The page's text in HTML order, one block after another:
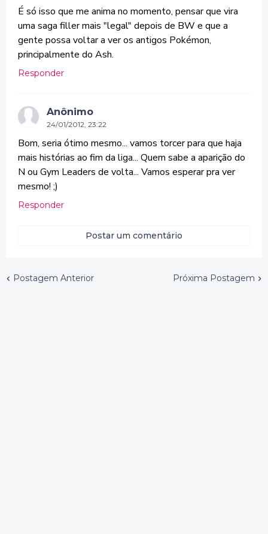
É só isso que me anima no momento, pensar que vira
uma saga filler mais "legal" depois de BW e que a
gente possa voltar a ver os antigos Pokémon,
principalmente do Ash.
Responder
Anônimo
24/01/2012, 23:22
Bom, seria ótimo mesmo... vamos torcer para que haja
mais histórias ao fim da liga... Quem sabe a aparição do
N ou Gym Leaders de volta... Vamos esperar pra ver
mesmo! ;)
Responder
Postar um comentário
Postagem Anterior Próxima Postagem